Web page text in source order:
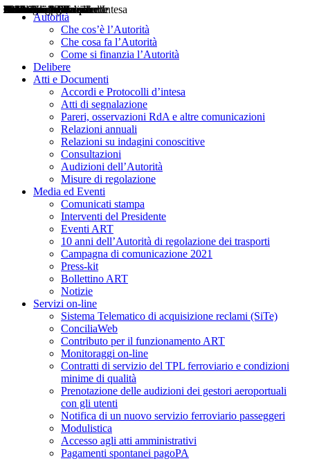
Autorità
Che cos’è l’Autorità
Che cosa fa l’Autorità
Come si finanzia l’Autorità
Delibere
Atti e Documenti
Accordi e Protocolli d’intesa
Atti di segnalazione
Pareri, osservazioni RdA e altre comunicazioni
Relazioni annuali
Relazioni su indagini conoscitive
Consultazioni
Audizioni dell’Autorità
Misure di regolazione
Media ed Eventi
Comunicati stampa
Interventi del Presidente
Eventi ART
10 anni dell’Autorità di regolazione dei trasporti
Campagna di comunicazione 2021
Press-kit
Bollettino ART
Notizie
Servizi on-line
Sistema Telematico di acquisizione reclami (SiTe)
ConciliaWeb
Contributo per il funzionamento ART
Monitoraggi on-line
Contratti di servizio del TPL ferroviario e condizioni
minime di qualità
Prenotazione delle audizioni dei gestori aeroportuali
con gli utenti
Notifica di un nuovo servizio ferroviario passeggeri
Modulistica
Accesso agli atti amministrativi
Pagamenti spontanei pagoPA
Delibere
Pareri
Consultazioni
Audizioni
Atti di Segnalazione
Accordi e Protocolli d'Intesa
Relazioni annuali
Misure di regolazione
Notizie
Comunicati Stampa
Bollettini ART
Convegni ART
Interviste del Presidente
Articoli in primo piano
Interventi del Presidente
2004
2005
2010
2013
2014
2015
2016
2017
2018
2019
202
2020
2021
2022
2023
2024
2025
2026
Aereo
Marittimo
Terrestre